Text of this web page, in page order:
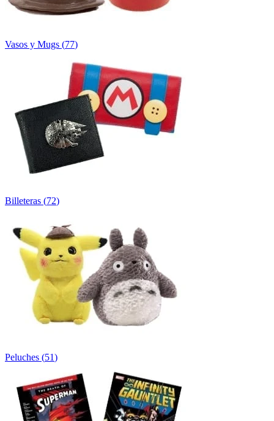
Vasos y Mugs (77)
Billeteras (72)
Peluches (51)